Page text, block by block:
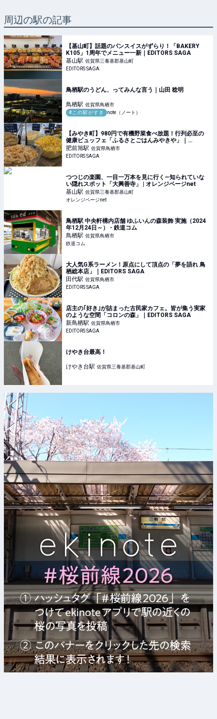
周辺の駅の記事
【基山町】話題のパンスイスがずらり！「BAKERY
K105」1周年でメニュー一新｜EDITORS SAGA
基山駅 佐賀県三養基郡基山町
EDITORS SAGA
鳥栖駅のうどん、ってみんな言う｜山田 稔明
鳥栖駅 佐賀県鳥栖市
#この駅がすき
note（ノート）
【みやき町】980円で有機野菜食べ放題！行列必至の
健康ビュッフェ「ふるさとごはんみやきや」｜
EDITORS SAGA
肥前旭駅 佐賀県鳥栖市
EDITORS SAGA
つつじの楽園、一目一万本を見に行く—知られていな
い隠れスポット「大興善寺」 | オレンジページnet
基山駅 佐賀県三養基郡基山町
オレンジページnet
鳥栖駅 中央軒構内店舗 ゆふいんの森装飾 実施（2024
年12月24日～） - 鉄道コム
鳥栖駅 佐賀県鳥栖市
鉄道コム
大人気G系ラーメン！原点にして頂点の「夢を語れ 鳥
栖総本店」｜EDITORS SAGA
田代駅 佐賀県鳥栖市
EDITORS SAGA
店主の｢好き｣が詰まった古民家カフェ。皆が集う実家
のような空間「コロンの森」｜EDITORS SAGA
新鳥栖駅 佐賀県鳥栖市
EDITORS SAGA
けやき台最高！
けやき台駅 佐賀県三養基郡基山町